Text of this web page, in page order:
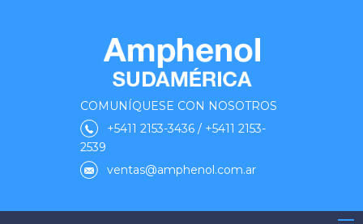
COMUNÍQUESE CON NOSOTROS
+5411 2153-3436 / +5411 2153-
2539
ventas@amphenol.com.ar